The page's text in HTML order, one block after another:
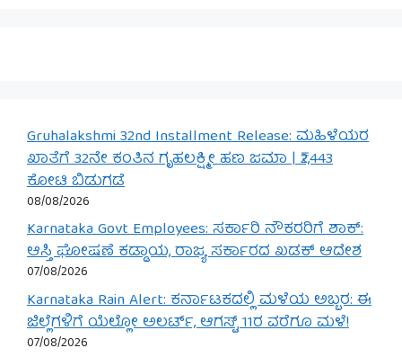
Gruhalakshmi 32nd Installment Release: ಮಹಿಳೆಯರ
ಖಾತೆಗೆ 32ನೇ ಕಂತಿನ ಗೃಹಲಕ್ಷ್ಮೀ ಹಣ ಜಮಾ | ₹2,443
ಕೋಟಿ ಬಿಡುಗಡೆ
08/08/2026
Karnataka Govt Employees: ಸರ್ಕಾರಿ ನೌಕರರಿಗೆ ಶಾಕ್:
ಆಸ್ತಿ ಘೋಷಣೆ ಕಡ್ಡಾಯ, ರಾಜ್ಯ ಸರ್ಕಾರದ ಖಡಕ್ ಆದೇಶ
07/08/2026
Karnataka Rain Alert: ಕರ್ನಾಟಕದಲ್ಲಿ ಮಳೆಯ ಅಬ್ಬರ: ಈ
ಜಿಲ್ಲೆಗಳಿಗೆ ಯೆಲ್ಲೋ ಅಲರ್ಟ್, ಆಗಸ್ಟ್ 11ರ ವರೆಗೂ ಮಳೆ!
07/08/2026